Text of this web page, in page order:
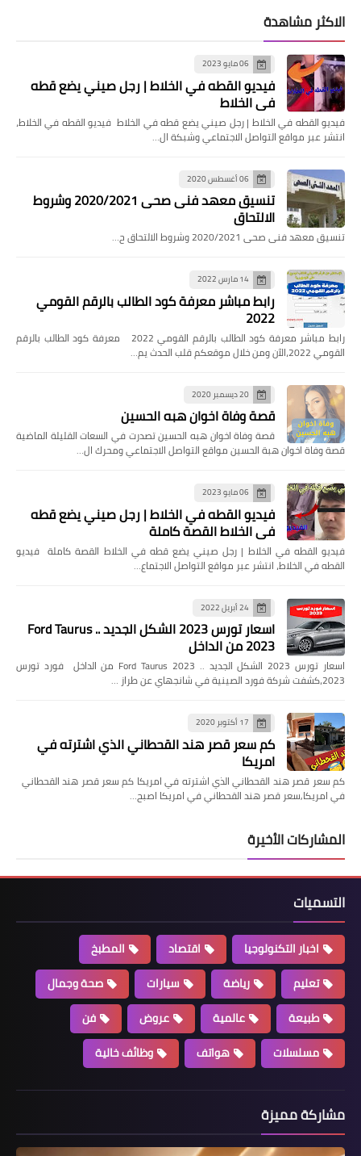
الاكثر مشاهدة
06 مايو 2023
فيديو القطه في الخلاط | رجل صيني يضع قطه
في الخلاط
فيديو القطه في الخلاط | رجل صيني يضع قطه في الخلاط فيديو القطه في الخلاط،
انتشر عبر مواقع التواصل الاجتماعي وشبكة ال…
06 أغسطس 2020
تنسيق معهد فنى صحى 2020/2021 وشروط
الالتحاق
تنسيق معهد فنى صحى 2020/2021 وشروط الالتحاق ح…
14 مارس 2022
رابط مباشر معرفة كود الطالب بالرقم القومي
2022
رابط مباشر معرفة كود الطالب بالرقم القومي 2022 معرفة كود الطالب بالرقم
القومي 2022،الآن ومن خلال موقعكم قلب الحدث يم…
20 ديسمبر 2020
قصة وفاة اخوان هبه الحسين
قصة وفاة اخوان هبه الحسين تصدرت في السعات القليلة الماضية
قصة وفاة اخوان هبة الحسين مواقع التواصل الاجتماعي ومحرك ال…
06 مايو 2023
فيديو القطه في الخلاط | رجل صيني يضع قطه
في الخلاط القصة كاملة
فيديو القطه في الخلاط | رجل صيني يضع قطه في الخلاط القصة كاملة فيديو
القطه في الخلاط، انتشر عبر مواقع التواصل الاجتماع…
24 أبريل 2022
اسعار تورس 2023 الشكل الجديد .. Ford Taurus
2023 من الداخل
اسعار تورس 2023 الشكل الجديد .. Ford Taurus 2023 من الداخل فورد تورس
2023،كشفت شركة فورد الصينية في شانجهاي عن طراز …
17 أكتوبر 2020
كم سعر قصر هند القحطاني الذي اشترته في
امريكا
كم سعر قصر هند القحطاني الذي اشترته في امريكا كم سعر قصر هند القحطاني
في امريكا,سعر قصر هند القحطاني في امريكا اصبح…
المشاركات الأخيرة
التسميات
اخبار التكنولوجيا اقتصاد
المطبخ
تعليم
رياضة سيارات
صحة وجمال
طبيعة
عالمية عروض
فن
مسلسلات
هواتف وظائف خالية
مشاركة مميزة